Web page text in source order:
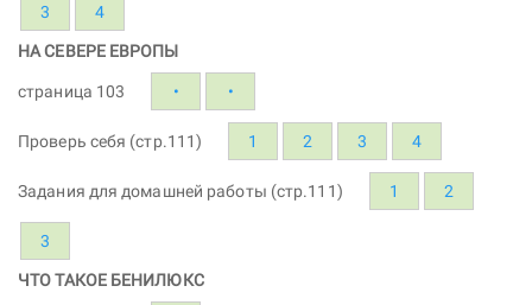
3 4
НА СЕВЕРЕ ЕВРОПЫ
страница 103 • •
Проверь себя (стр.111) 1 2 3 4
Задания для домашней работы (стр.111) 1 2
3
ЧТО ТАКОЕ БЕНИЛЮКС